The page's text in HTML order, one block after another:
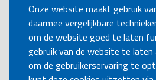
Onze website maakt gebruik
daarmee vergelijkbare
om de website goed te laten
gebruik van de website te laten
om de gebruikerservaring te
Kvk nummer: 37140121
VOLG ONS